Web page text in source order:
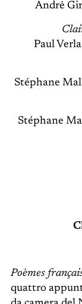
Andrė
Paul
Stéphane
Stéphane
Poèmes
quattro